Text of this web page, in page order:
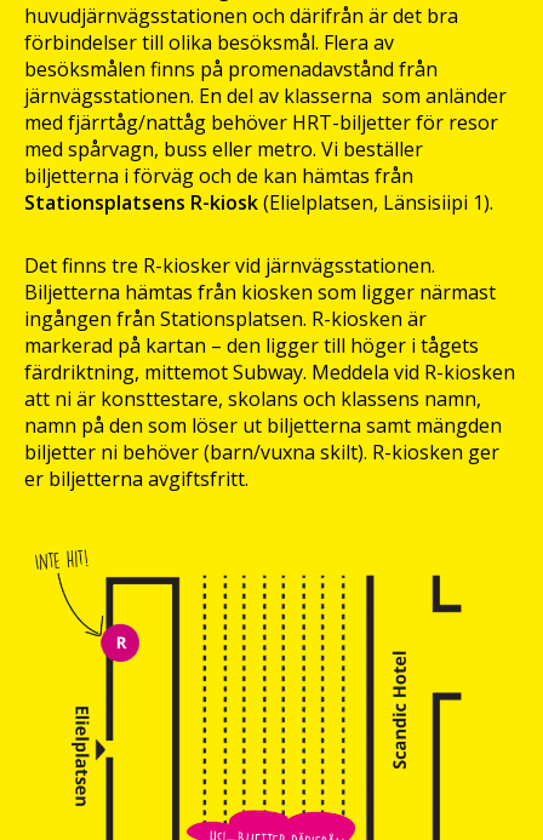
huvudjärnvägsstationen och därifrån är det bra
förbindelser till olika besöksmål. Flera av
besöksmålen finns på promenadavstånd från
järnvägsstationen. En del av klasserna som anländer
med fjärrtåg/nattåg behöver HRT-biljetter för resor
med spårvagn, buss eller metro. Vi beställer
biljetterna i förväg och de kan hämtas från
Stationsplatsens R-kiosk(Elielplatsen, Länsisiipi 1).
Det finns tre R-kiosker vid järnvägsstationen.
Biljetterna hämtas från kiosken som ligger närmast
ingången från Stationsplatsen. R-kiosken är
markerad på kartan – den ligger till höger i tågets
färdriktning, mittemot Subway. Meddela vid R-kiosken
att ni är konsttestare, skolans och klassens namn,
namn på den som löser ut biljetterna samt mängden
biljetter ni behöver (barn/vuxna skilt). R-kiosken ger
er biljetterna avgiftsfritt.